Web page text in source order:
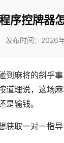
序控牌器
发布时间：2026
到麻将的斜乎
理说，这场
输钱。
获取一对一指